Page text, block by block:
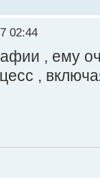
02:44
, ему
,